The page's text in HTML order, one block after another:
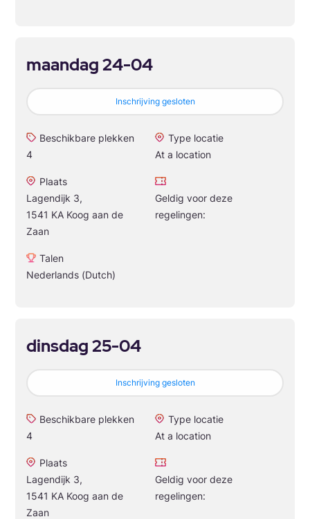
maandag 24-04
Inschrijving gesloten
Beschikbare plekken
4
Type locatie
At a location
Plaats
Lagendijk 3,
1541 KA Koog aan de
Zaan
Geldig voor deze
regelingen:
Talen
Nederlands (Dutch)
dinsdag 25-04
Inschrijving gesloten
Beschikbare plekken
4
Type locatie
At a location
Plaats
Lagendijk 3,
1541 KA Koog aan de
Zaan
Geldig voor deze
regelingen: